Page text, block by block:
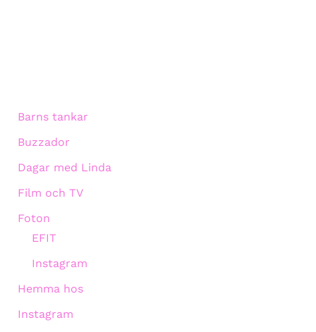
Barns tankar
Buzzador
Dagar med Linda
Film och TV
Foton
EFIT
Instagram
Hemma hos
Instagram